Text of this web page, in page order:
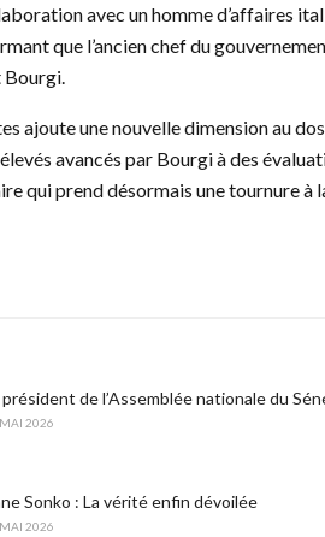
avec un homme d’affaires
que l’ancien chef du
Bourgi.
ajoute une nouvelle dimension au
avancés par Bourgi à des
qui prend désormais une tournure
de l’Assemblée nationale du
2026
Sonko : La vérité enfin dévoilée
2026